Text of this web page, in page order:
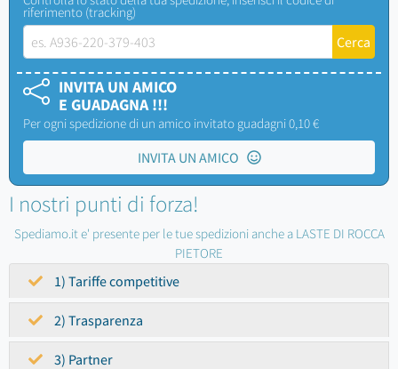
riferimento (tracking)
INVITA UN AMICO
E GUADAGNA !!!
Per ogni spedizione di un amico invitato guadagni 0,10 €
INVITA UN AMICO
I nostri punti di forza!
Spediamo.it e' presente per le tue spedizioni anche a LASTE DI ROCCA
PIETORE
1) Tariffe competitive
2) Trasparenza
3) Partner